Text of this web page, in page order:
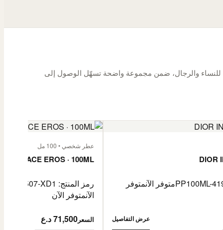
شخصية بحجم 100 مل للنساء والرجال، ضمن مجموعة واضحة تسهّل الوصول إلى
DIOR
متوفر الآنمتوفر
عرض التفاصيل
عطر شخصي • 100 مل
VERSACE EROS · 100ML
رمز المنتج: PP100ML-4081507-XD1
الآنمتوفر الآن
السعر 71,500 د.ع